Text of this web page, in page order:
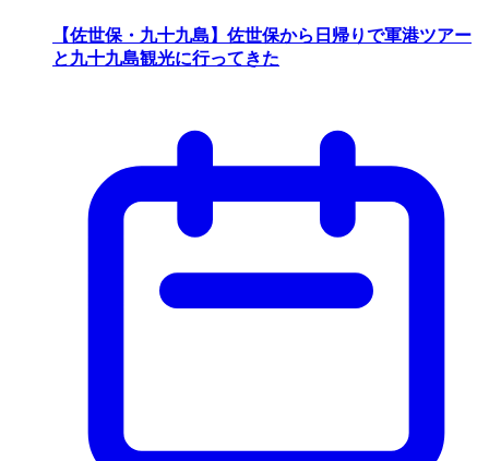
【佐世保・九十九島】佐世保から日帰りで軍港ツアー
と九十九島観光に行ってきた